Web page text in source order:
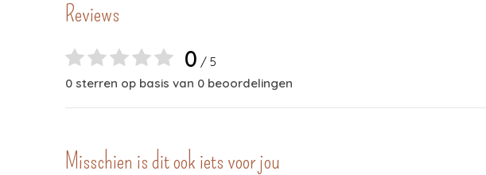
Reviews
0 / 5
0 sterren op basis van 0 beoordelingen
Misschien is dit ook iets voor jou